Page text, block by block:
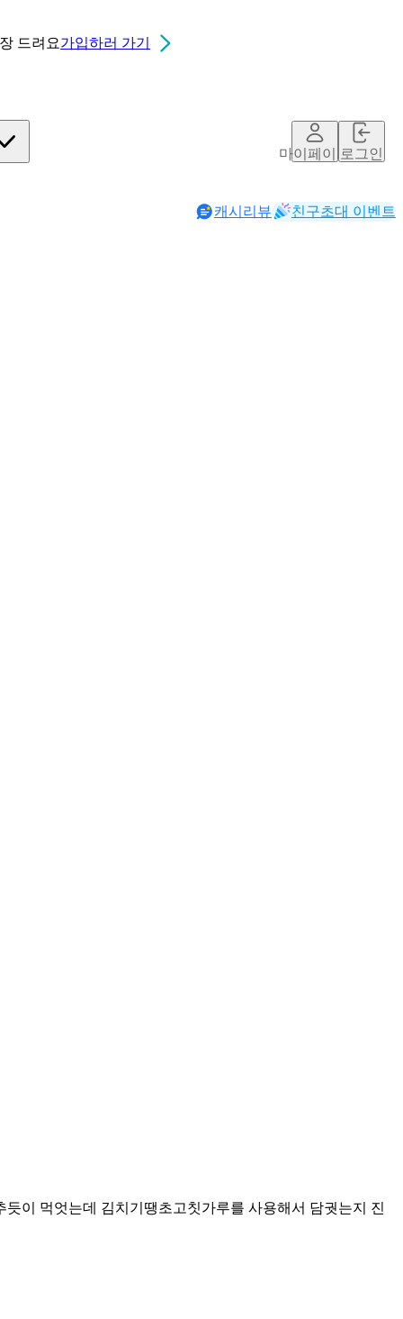
드려요가입하러 가기
마이페이지로그인
캐시리뷰 친구초대 이벤트
이 먹엇는데 김치기땡초고칫가루를 사용해서 담궛는지 진